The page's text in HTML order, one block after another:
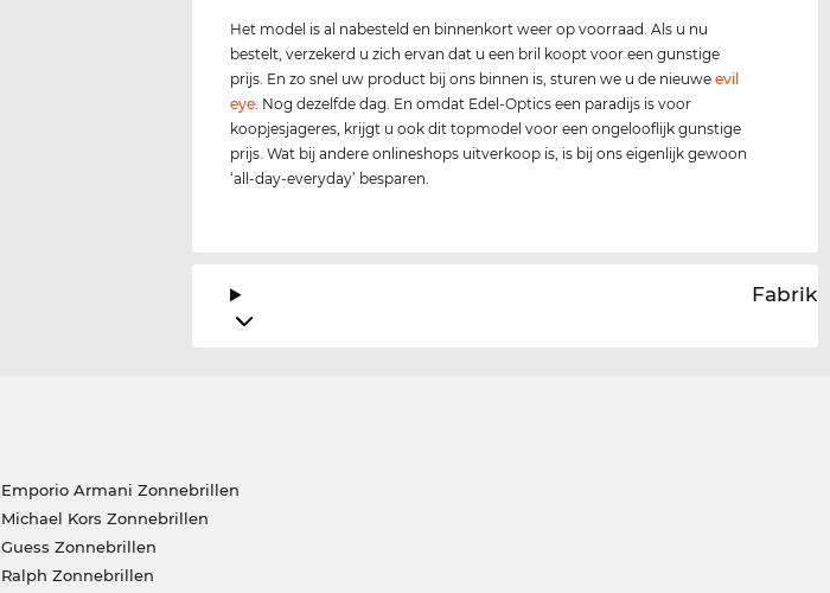
Het model is al nabesteld en binnenkort weer op voorraad. Als u nu
bestelt, verzekerd u zich ervan dat u een bril koopt voor een gunstige
prijs. En zo snel uw product bij ons binnen is, sturen we u de nieuweevil
eye. Nog dezelfde dag. En omdat Edel-Optics een paradijs is voor
koopjesjageres, krijgt u ook dit topmodel voor een ongelooflijk gunstige
prijs. Wat bij andere onlineshops uitverkoop is, is bij ons eigenlijk gewoon
‘all-day-everyday’ besparen.
Emporio Armani Zonnebrillen
Michael Kors Zonnebrillen
Guess Zonnebrillen
Ralph Zonnebrillen